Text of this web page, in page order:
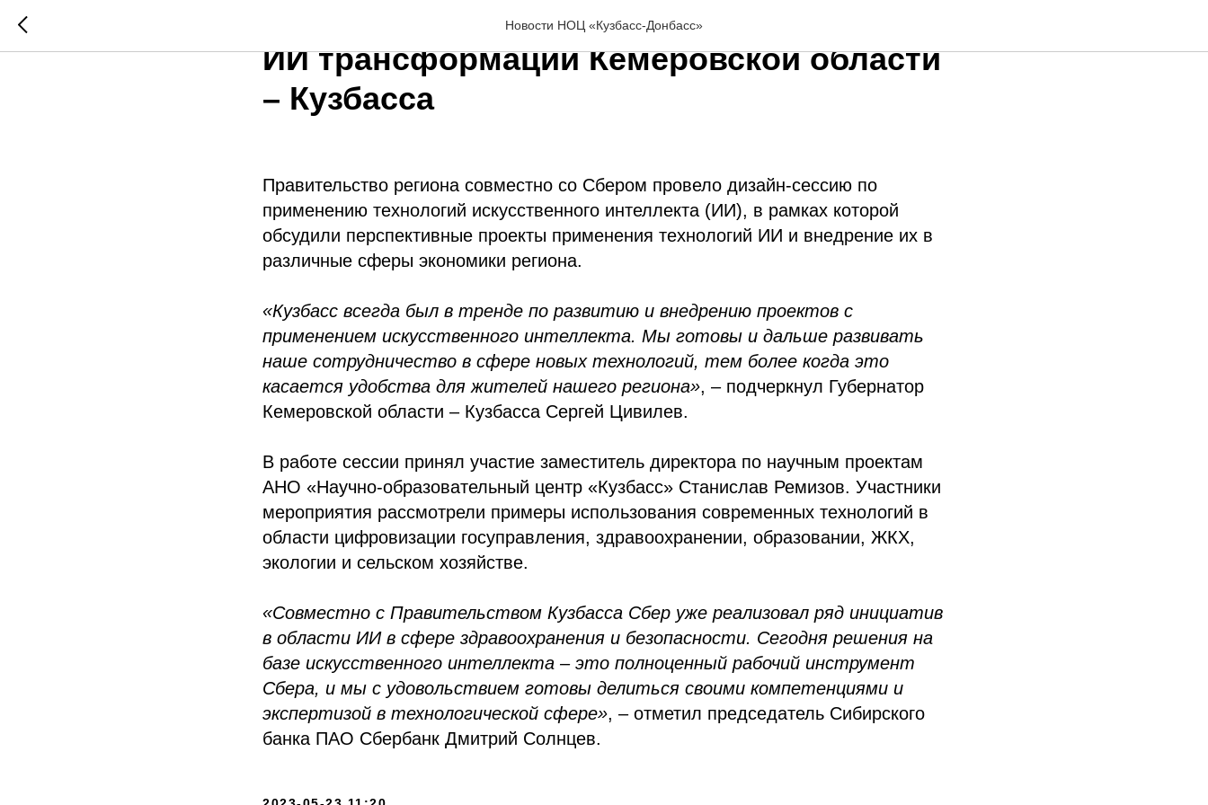
Новости НОЦ «Кузбасс-Донбасс»
НОЦ «Кузбасс» – участник дизайн-сессии
ИИ трансформации Кемеровской области
– Кузбасса
Правительство региона совместно со Сбером провело дизайн-сессию по
применению технологий искусственного интеллекта (ИИ), в рамках которой
обсудили перспективные проекты применения технологий ИИ и внедрение их в
различные сферы экономики региона.
«Кузбасс всегда был в тренде по развитию и внедрению проектов с
применением искусственного интеллекта. Мы готовы и дальше развивать
наше сотрудничество в сфере новых технологий, тем более когда это
касается удобства для жителей нашего региона», – подчеркнул Губернатор
Кемеровской области – Кузбасса Сергей Цивилев.
В работе сессии принял участие заместитель директора по научным проектам
АНО «Научно-образовательный центр «Кузбасс» Станислав Ремизов. Участники
мероприятия рассмотрели примеры использования современных технологий в
области цифровизации госуправления, здравоохранении, образовании, ЖКХ,
экологии и сельском хозяйстве.
«Совместно с Правительством Кузбасса Сбер уже реализовал ряд инициатив
в области ИИ в сфере здравоохранения и безопасности. Сегодня решения на
базе искусственного интеллекта – это полноценный рабочий инструмент
Сбера, и мы с удовольствием готовы делиться своими компетенциями и
экспертизой в технологической сфере», – отметил председатель Сибирского
банка ПАО Сбербанк Дмитрий Солнцев.